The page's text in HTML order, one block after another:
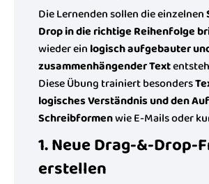
Die Lernenden sollen die einzelnen
Drop in die richtige Reihenfolge
wieder ein logisch aufgebauter
zusammenhängender Text
Diese Übung trainiert besonders
logisches Verständnis und den
Schreibformenwie E-Mails oder
1. Neue Drag-&-Drop-
erstellen